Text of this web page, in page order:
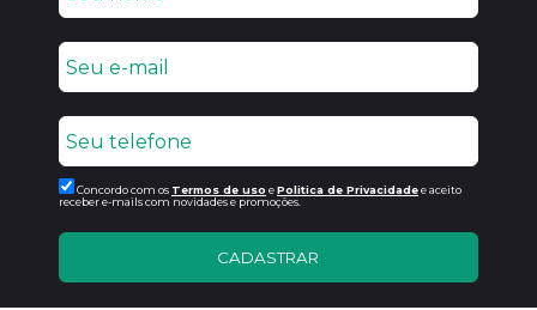
Concordo com os Termos de uso ePolitica de Privacidadee aceito
receber e-mails com novidades e promoções.
CADASTRAR